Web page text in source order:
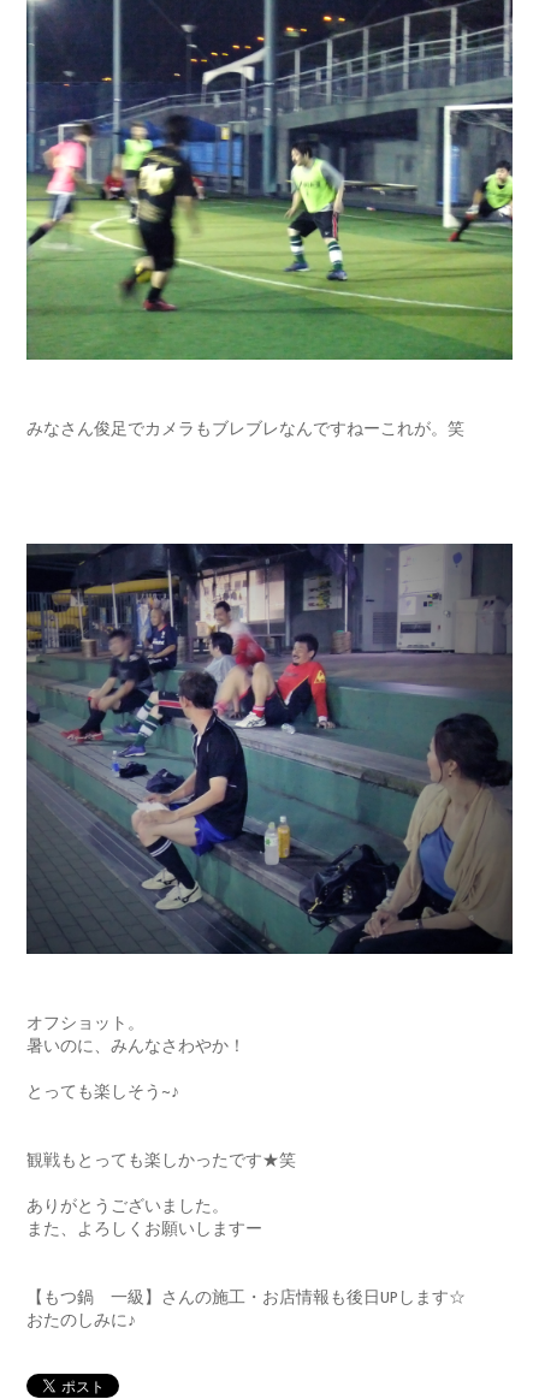
みなさん俊足でカメラもブレブレなんですねーこれが。笑
オフショット。
暑いのに、みんなさわやか！
とっても楽しそう~♪
観戦もとっても楽しかったです★笑
ありがとうございました。
また、よろしくお願いしますー
【もつ鍋 一級】さんの施工・お店情報も後日UPします☆
おたのしみに♪